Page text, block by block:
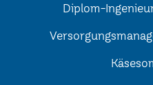
Diplom-